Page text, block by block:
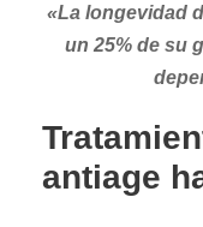
«La longevidad
un 25% de su
antiage